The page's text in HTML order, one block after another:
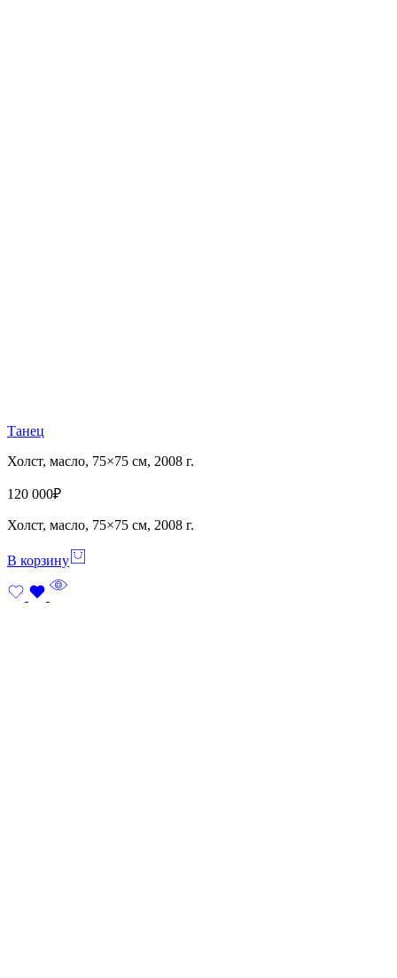
Танец
Холст, масло, 75×75 см, 2008 г.
120 000₽
Холст, масло, 75×75 см, 2008 г.
В корзину